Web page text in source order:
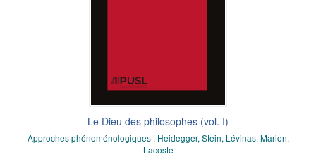
Le Dieu des philosophes (vol. I)
Approches phénoménologiques : Heidegger, Stein, Lévinas, Marion,
Lacoste